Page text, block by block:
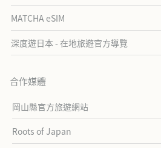
MATCHA eSIM
深度遊日本 - 在地旅遊官方導覽
合作媒體
岡山縣官方旅遊網站
Roots of Japan